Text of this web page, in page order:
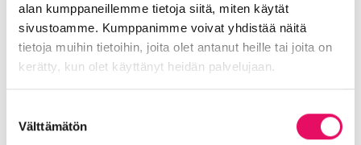
alan kumppaneillemme tietoja siitä, miten käytät
sivustoamme. Kumppanimme voivat yhdistää näitä
tietoja muihin tietoihin, joita olet antanut heille tai joita on
kerätty, kun olet käyttänyt heidän palvelujaan.
valinta
Välttämätön
Lue lisää:
Joka
ideasta
ei
tule
mutta